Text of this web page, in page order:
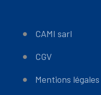
CAMI sarl
CGV
Mentions légales